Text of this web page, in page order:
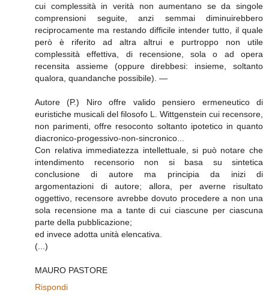
cui complessità in verità non aumentano se da singole
comprensioni seguite, anzi semmai diminuirebbero
reciprocamente ma restando difficile intender tutto, il quale
però è riferito ad altra altrui e purtroppo non utile
complessità effettiva, di recensione, sola o ad opera
recensita assieme (oppure direbbesi: insieme, soltanto
qualora, quandanche possibile). —
Autore (P.) Niro offre valido pensiero ermeneutico di
euristiche musicali del filosofo L. Wittgenstein cui recensore,
non parimenti, offre resoconto soltanto ipotetico in quanto
diacronico-progessivo-non-sincronico...
Con relativa immediatezza intellettuale, si può notare che
intendimento recensorio non si basa su sintetica
conclusione di autore ma principia da inizi di
argomentazioni di autore; allora, per averne risultato
oggettivo, recensore avrebbe dovuto procedere a non una
sola recensione ma a tante di cui ciascune per ciascuna
parte della pubblicazione;
ed invece adotta unità elencativa.
(...)
MAURO PASTORE
Rispondi